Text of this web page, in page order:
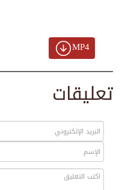
MP4
تعليقات